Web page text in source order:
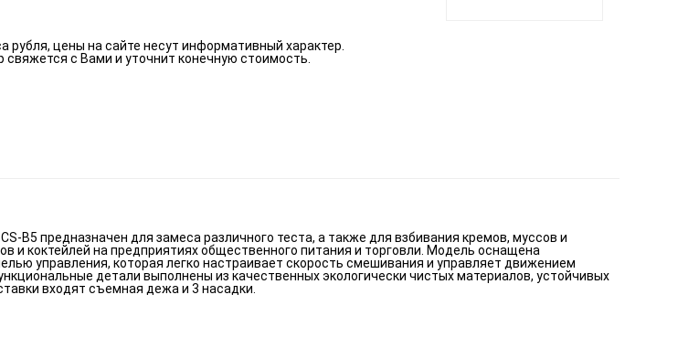
рубля, цены на сайте несут информативный характер.
с Вами и уточнит конечную стоимость.
B5 предназначен для замеса различного теста, а также для взбивания кремов, муссов и
и коктейлей на предприятиях общественного питания и торговли. Модель оснащена
управления, которая легко настраивает скорость смешивания и управляет движением
детали выполнены из качественных экологически чистых материалов, устойчивых
входят съемная дежа и 3 насадки.